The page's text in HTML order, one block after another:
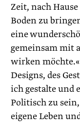
Zeit, nach
Boden zu
eine
gemeinsam mit
wirken
Designs, des
ich gestalte und
Politisch zu
eigene Leben